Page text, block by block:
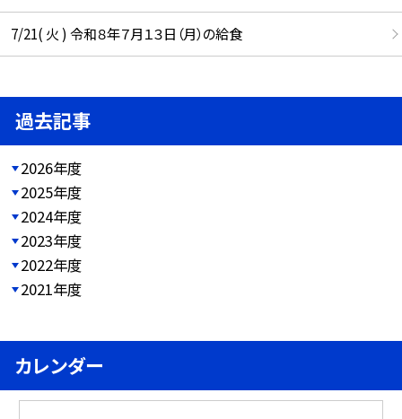
7/21( 火 ) 令和８年７月１３日（月）の給食
過去記事
2026年度
2025年度
2024年度
2023年度
2022年度
2021年度
カレンダー